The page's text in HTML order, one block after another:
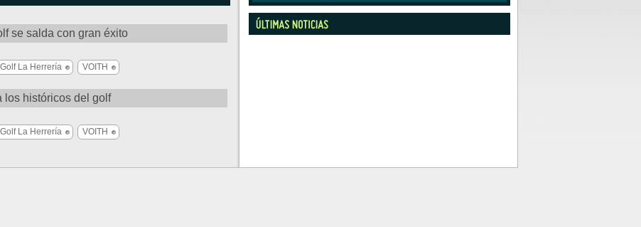
se salda con gran éxito
La Herrería VOITH
los históricos del golf
La Herrería VOITH